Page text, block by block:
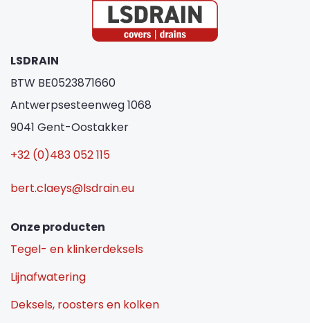
LSDRAIN
BTW BE0523871660
Antwerpsesteenweg 1068
9041 Gent-Oostakker
+32 (0)483 052 115
bert.claeys@lsdrain.eu
Onze producten
Tegel- en klinkerdeksels
Lijnafwatering
Deksels, roosters en kolken